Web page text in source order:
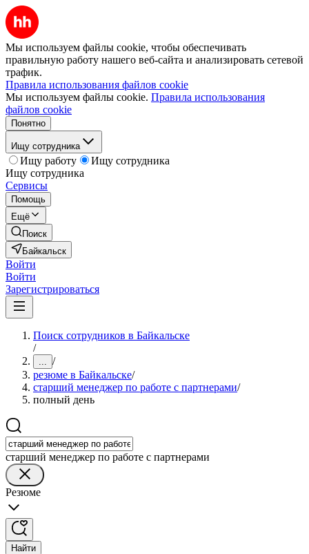
Мы используем файлы cookie, чтобы обеспечивать
правильную работу нашего веб-сайта и анализировать сетевой
трафик.
Правила использования файлов cookie
Мы используем файлы cookie. Правила использования
файлов cookie
Понятно
Ищу сотрудника
Ищу работу
Ищу сотрудника
Ищу сотрудника
Сервисы
Помощь
Ещё
Поиск
Байкальск
Войти
Войти
Зарегистрироваться
Поиск сотрудников в Байкальске
/
... /
резюме в Байкальске/
старший менеджер по работе с партнерами/
полный день
старший менеджер по работе с партнерами
Резюме
Найти